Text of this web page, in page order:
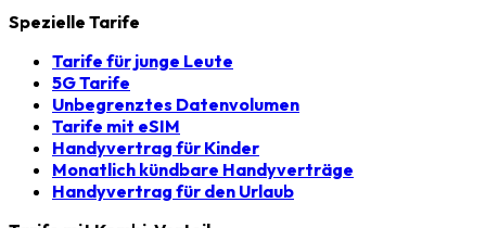
Spezielle Tarife
Tarife für junge Leute
5G Tarife
Unbegrenztes Datenvolumen
Tarife mit eSIM
Handyvertrag für Kinder
Monatlich kündbare Handyverträge
Handyvertrag für den Urlaub